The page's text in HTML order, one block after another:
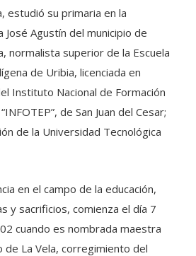
estudió su primaria en la
José Agustín del municipio de
normalista superior de la Escuela
de Uribia, licenciada en
Instituto Nacional de Formación
de San Juan del Cesar;
de la Universidad Tecnológica
en el campo de la educación,
y sacrificios, comienza el día 7
cuando es nombrada maestra
de La Vela, corregimiento del